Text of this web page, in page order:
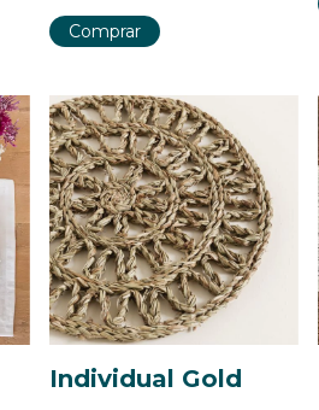
Individual Gold